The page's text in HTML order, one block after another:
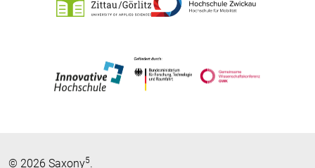
© 2026 Saxony5.